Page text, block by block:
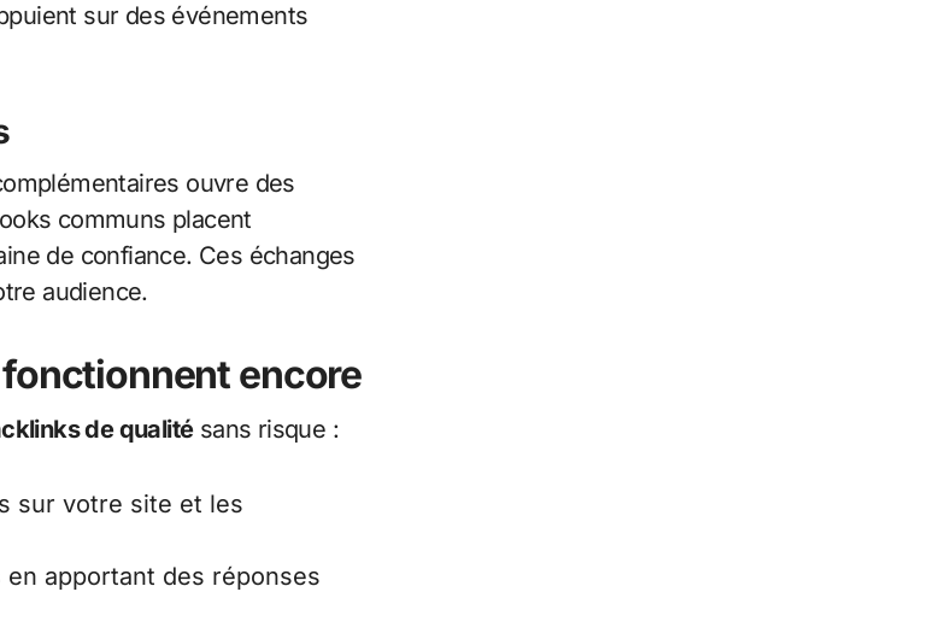
sur des événements
ouvre des
communs placent
de confiance. Ces échanges
audience.
encore
de qualitésans risque :
sur votre site et les
apportant des réponses